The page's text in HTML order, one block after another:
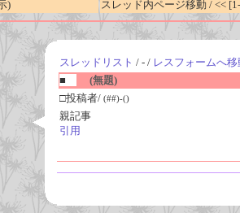
)
スレッド内ページ移動 / <<
スレッドリスト / - / レスフォームへ移
■
(無題)
□投稿者/ (##)-()
親記事
引用